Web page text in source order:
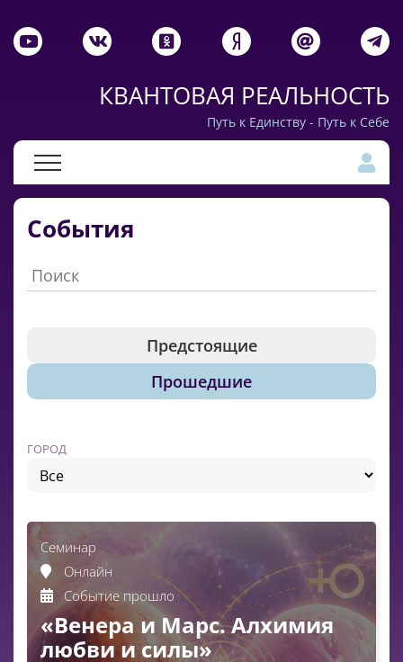
КВАНТОВАЯ РЕАЛЬНОСТЬ
Путь к Единству - Путь к Себе
События
Предстоящие
Прошедшие
ГОРОД
Семинар
Онлайн
Событие прошло
«Венера и Марс. Алхимия
любви и силы»